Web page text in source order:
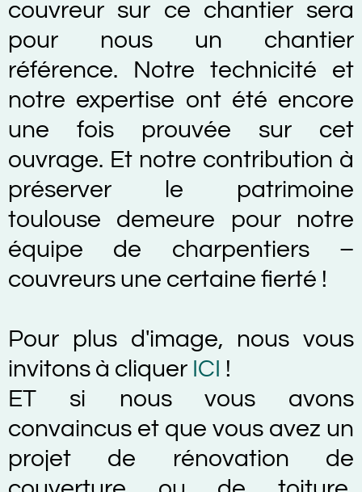
couvreur sur ce chantier sera
pour nous un chantier
référence. Notre technicité et
notre expertise ont été encore
une fois prouvée sur cet
ouvrage. Et notre contribution à
préserver le patrimoine
toulouse demeure pour notre
équipe de charpentiers –
couvreurs une certaine fierté !
Pour plus d'image, nous vous
invitons à cliquer ICI !
ET si nous vous avons
convaincus et que vous avez un
projet de rénovation de